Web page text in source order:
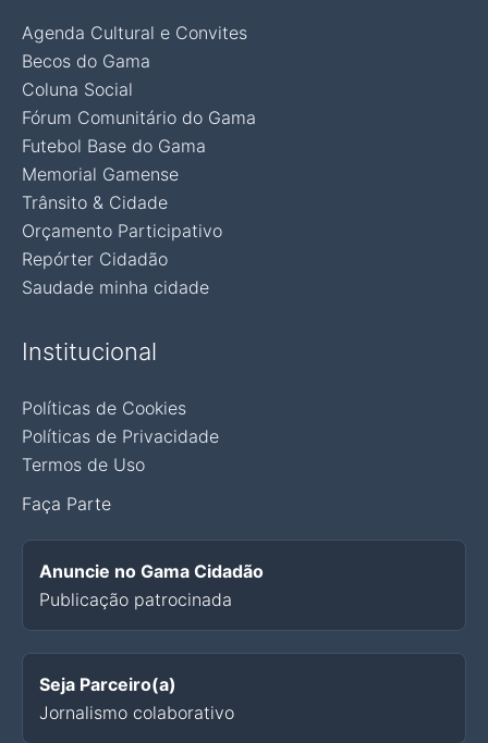
Agenda Cultural e Convites
Becos do Gama
Coluna Social
Fórum Comunitário do Gama
Futebol Base do Gama
Memorial Gamense
Trânsito & Cidade
Orçamento Participativo
Repórter Cidadão
Saudade minha cidade
Institucional
Políticas de Cookies
Políticas de Privacidade
Termos de Uso
Faça Parte
Anuncie no Gama Cidadão
Publicação patrocinada
Seja Parceiro(a)
Jornalismo colaborativo